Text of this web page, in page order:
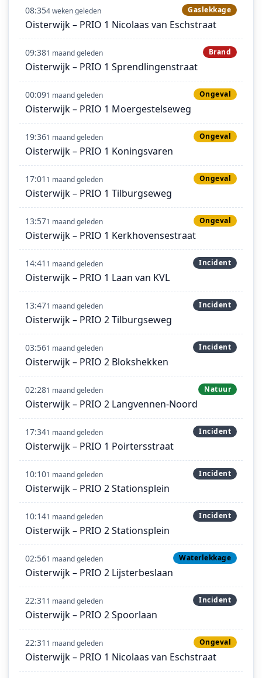
08:354 weken geleden Gaslekkage
Oisterwijk – PRIO 1 Nicolaas van Eschstraat
09:381 maand geleden Brand
Oisterwijk – PRIO 1 Sprendlingenstraat
00:091 maand geleden Ongeval
Oisterwijk – PRIO 1 Moergestelseweg
19:361 maand geleden Ongeval
Oisterwijk – PRIO 1 Koningsvaren
17:01 1 maand geleden Ongeval
Oisterwijk – PRIO 1 Tilburgseweg
13:571 maand geleden Ongeval
Oisterwijk – PRIO 1 Kerkhovensestraat
14:41 1 maand geleden Incident
Oisterwijk – PRIO 1 Laan van KVL
13:471 maand geleden Incident
Oisterwijk – PRIO 2 Tilburgseweg
03:561 maand geleden Incident
Oisterwijk – PRIO 2 Blokshekken
02:281 maand geleden Natuur
Oisterwijk – PRIO 2 Langvennen-Noord
17:341 maand geleden Incident
Oisterwijk – PRIO 1 Poirtersstraat
10:101 maand geleden Incident
Oisterwijk – PRIO 2 Stationsplein
10:141 maand geleden Incident
Oisterwijk – PRIO 2 Stationsplein
02:561 maand geleden Waterlekkage
Oisterwijk – PRIO 2 Lijsterbeslaan
22:31 1 maand geleden Incident
Oisterwijk – PRIO 2 Spoorlaan
22:31 1 maand geleden Ongeval
Oisterwijk – PRIO 1 Nicolaas van Eschstraat